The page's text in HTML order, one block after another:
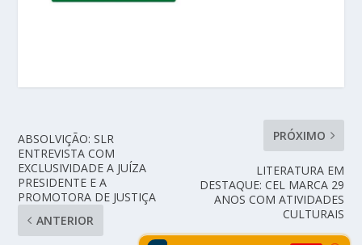
ABSOLVIÇÃO: SLR
ENTREVISTA COM
EXCLUSIVIDADE A JUÍZA
PRESIDENTE E A
PROMOTORA DE JUSTIÇA
ANTERIOR
PRÓXIMO
LITERATURA EM
DESTAQUE: CEL MARCA 29
ANOS COM ATIVIDADES
CULTURAIS